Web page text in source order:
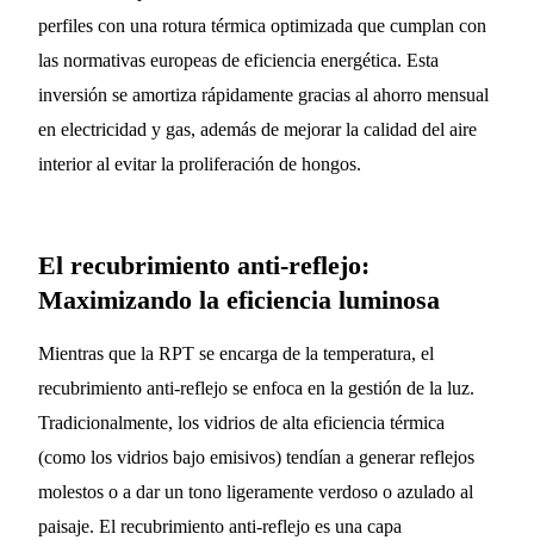
perfiles con una rotura térmica optimizada que cumplan con
las normativas europeas de eficiencia energética. Esta
inversión se amortiza rápidamente gracias al ahorro mensual
en electricidad y gas, además de mejorar la calidad del aire
interior al evitar la proliferación de hongos.
El recubrimiento anti-reflejo:
Maximizando la eficiencia luminosa
Mientras que la RPT se encarga de la temperatura, el
recubrimiento anti-reflejo se enfoca en la gestión de la luz.
Tradicionalmente, los vidrios de alta eficiencia térmica
(como los vidrios bajo emisivos) tendían a generar reflejos
molestos o a dar un tono ligeramente verdoso o azulado al
paisaje. El recubrimiento anti-reflejo es una capa